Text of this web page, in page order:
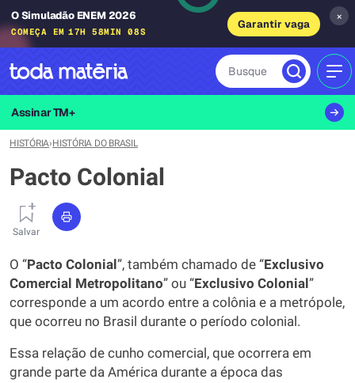
O Simuladão ENEM 2026
COMEÇA EM 17H 58MIN 07S
Garantir vaga
×
Busque
Assinar TM+
HISTÓRIA›HISTÓRIA DO BRASIL
Pacto Colonial
Salvar
O “Pacto Colonial”, também chamado de “Exclusivo
Comercial Metropolitano” ou “Exclusivo Colonial”
corresponde a um acordo entre a colônia e a metrópole,
que ocorreu no Brasil durante o período colonial.
Essa relação de cunho comercial, que ocorrera em
grande parte da América durante a época das